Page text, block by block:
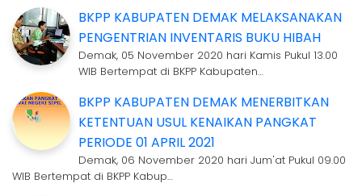
BKPP KABUPATEN DEMAK MELAKSANAKAN
PENGENTRIAN INVENTARIS BUKU HIBAH
Demak, 05 November 2020 hari Kamis Pukul 13.00
WIB Bertempat di BKPP Kabupaten…
BKPP KABUPATEN DEMAK MENERBITKAN
KETENTUAN USUL KENAIKAN PANGKAT
PERIODE 01 APRIL 2021
Demak, 06 November 2020 hari Jum'at Pukul 09.00
WIB Bertempat di BKPP Kabup…